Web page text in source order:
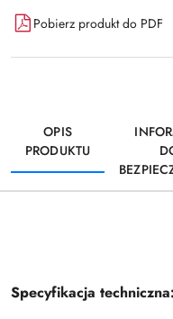
Pobierz produkt do PDF
OPIS
PRODUKTU
Specyfikacja techniczna: